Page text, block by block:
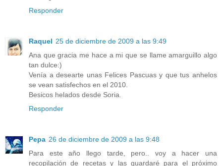
Responder
Raquel 25 de diciembre de 2009 a las 9:49
Ana que gracia me hace a mi que se llame amarguillo algo
tan dulce:)
Venía a desearte unas Felices Pascuas y que tus anhelos
se vean satisfechos en el 2010.
Besicos helados desde Soria.
Responder
Pepa 26 de diciembre de 2009 a las 9:48
Para este año llego tarde, pero.. voy a hacer una
recopilación de recetas y las guardaré para el próximo